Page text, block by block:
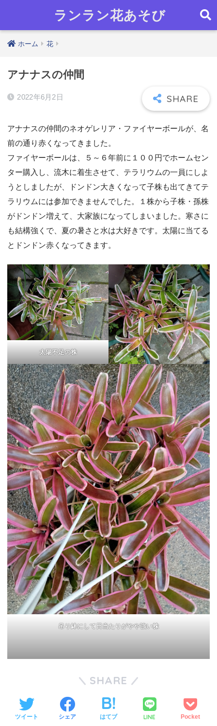
ランラン花あそび
ホーム 花
アナナスの仲間
2022年6月2日
アナナスの仲間のネオゲレリア・ファイヤーボールが、名
前の通り赤くなってきました。
ファイヤーボールは、５～６年前に１００円でホームセン
ター購入し、流木に着生させて、テラリウムの一員にしよ
うとしましたが、ドンドン大きくなって子株も出てきてテ
ラリウムには参加できませんでした。１株から子株・孫株
がドンドン増えて、大家族になってしまいました。寒さに
も結構強くで、夏の暑さと水は大好きです。太陽に当てる
とドンドン赤くなってきます。
太陽不足の株
吊り鉢にして日当たりがやや強い株
SHARE
ツイート シェア はてブ LINE Pocket